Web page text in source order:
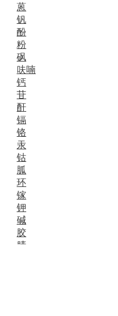
蒽
钒
酚
粉
砜
呋喃
钙
苷
酐
镉
铬
汞
钴
胍
环
镓
钾
碱
胶
腈